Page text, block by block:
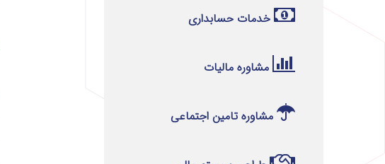
خدمات حسابداری
مشاوره مالیات
مشاوره تامین اجتماعی